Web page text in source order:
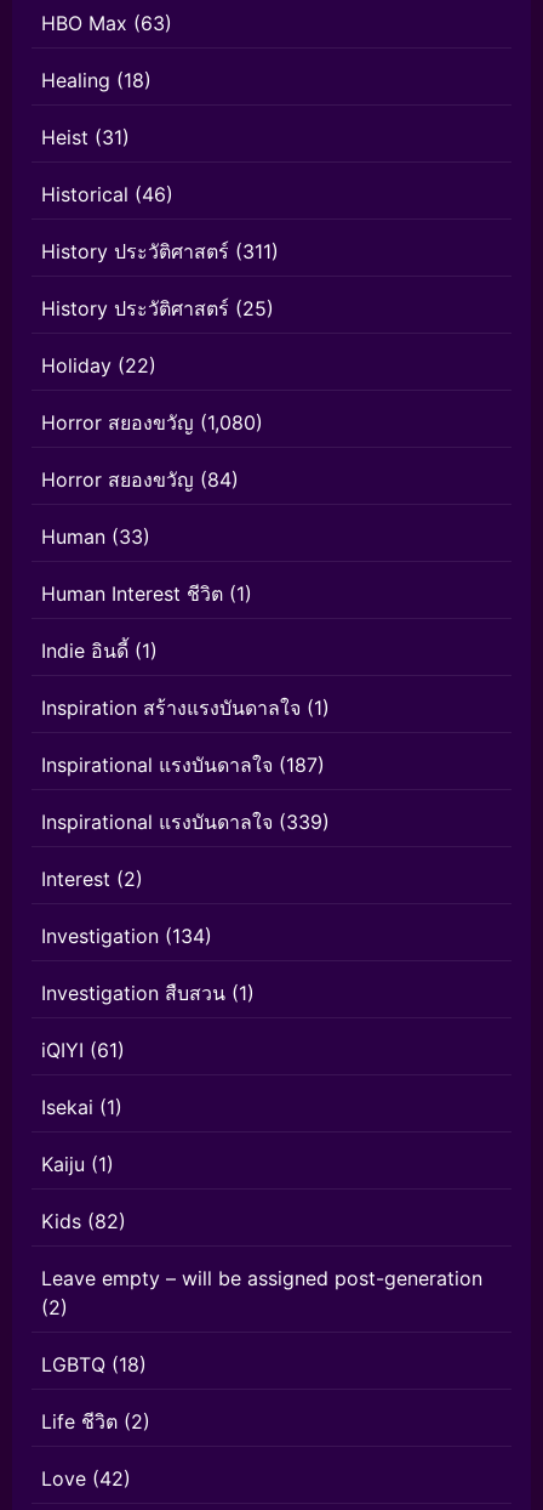
HBO Max (63)
Healing (18)
Heist (31)
Historical (46)
History ประวัติศาสตร์ (311)
History ประวัติศาสตร์ (25)
Holiday (22)
Horror สยองขวัญ (1,080)
Horror สยองขวัญ (84)
Human (33)
Human Interest ชีวิต (1)
Indie อินดี้ (1)
Inspiration สร้างแรงบันดาลใจ (1)
Inspirational แรงบันดาลใจ (187)
Inspirational แรงบันดาลใจ (339)
Interest (2)
Investigation (134)
Investigation สืบสวน (1)
iQIYI (61)
Isekai (1)
Kaiju (1)
Kids (82)
Leave empty – will be assigned post-generation
(2)
LGBTQ (18)
Life ชีวิต (2)
Love (42)